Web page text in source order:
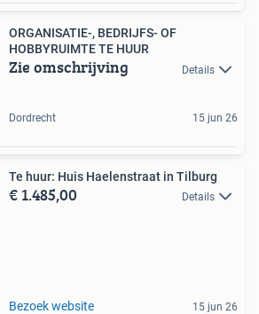
ORGANISATIE-, BEDRIJFS- OF
HOBBYRUIMTE TE HUUR
Zie omschrijving Details
Dordrecht 15 jun 26
Te huur: Huis Haelenstraat in Tilburg
€ 1.485,00 Details
Bezoek website 15 jun 26